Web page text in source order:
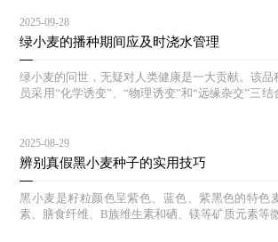
2025-09-28
绿小麦的播种期间应及时浇水管理
绿小麦的问世，无疑对人类健康是一大贡献。该品
员采用“化学诱变”、“物理诱变”和“远缘杂交”三
2025-08-29
辨别真假黑小麦种子的实用技巧
黑小麦是籽粒颜色呈紫色、蓝色、紫黑色的特色
素、膳食纤维、B族维生素和硒、镁等矿质元素等